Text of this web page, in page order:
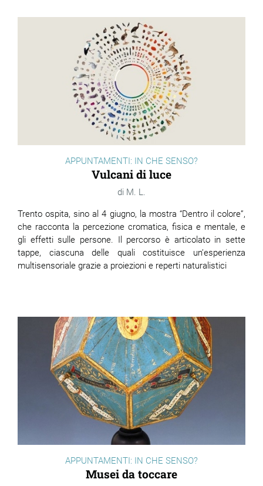
APPUNTAMENTI: IN CHE SENSO?
Vulcani di luce
M. L.
Trento ospita, sino al 4 giugno, la mostra “Dentro il colore”,
che racconta la percezione cromatica, fisica e mentale, e
gli effetti sulle persone. Il percorso è articolato in sette
tappe, ciascuna delle quali costituisce un’esperienza
multisensoriale grazie a proiezioni e reperti naturalistici
APPUNTAMENTI: IN CHE SENSO?
Musei da toccare